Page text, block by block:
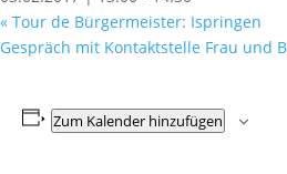
« Tour de Bürgermeister: Ispringen
Gespräch mit Kontaktstelle Frau und
Zum Kalender hinzufügen